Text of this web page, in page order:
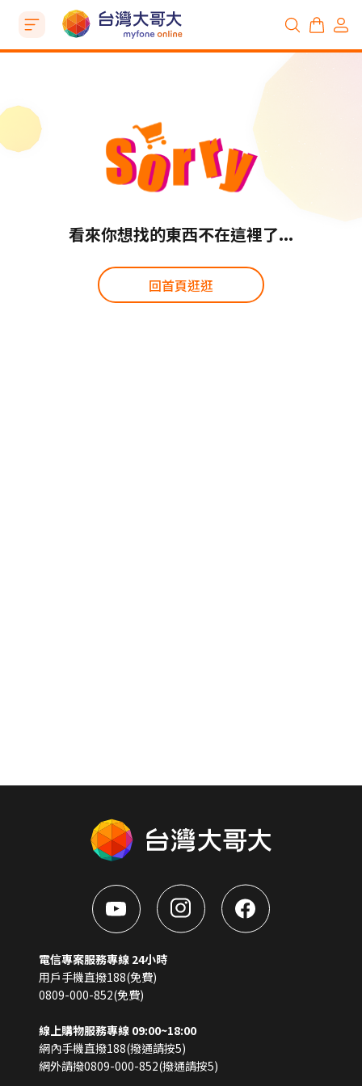
看來你想找的東西不在這裡了...
回首頁逛逛
電信專案服務專線 24小時
用戶手機直撥188(免費)
0809-000-852(免費)
線上購物服務專線 09:00~18:00
網內手機直撥188(撥通請按5)
網外請撥0809-000-852(撥通請按5)